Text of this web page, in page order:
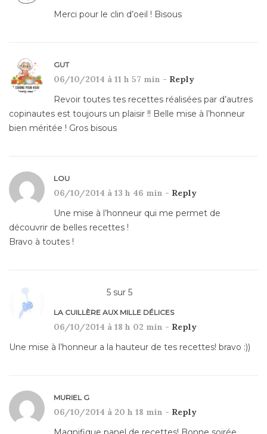
Merci pour le clin d’oeil ! Bisous
GUT
06/10/2014 à 11 h 57 min - Reply
Revoir toutes tes recettes réalisées par d’autres
copinautes est toujours un plaisir !! Belle mise à l’honneur
bien méritée ! Gros bisous
LOU
06/10/2014 à 13 h 46 min - Reply
Une mise à l’honneur qui me permet de
découvrir de belles recettes !
Bravo à toutes !
5 sur 5
LA CUILLÈRE AUX MILLE DÉLICES
06/10/2014 à 18 h 02 min - Reply
Une mise à l’honneur a la hauteur de tes recettes! bravo :))
MURIEL G
06/10/2014 à 20 h 18 min - Reply